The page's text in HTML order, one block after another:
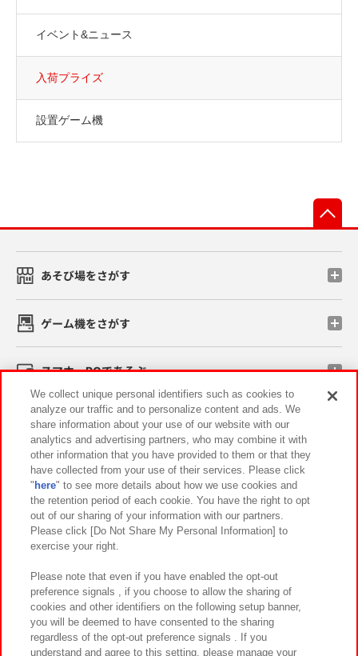
イベント&ニュース
入荷プライズ
設置ゲーム機
あそび場をさがす
ゲーム機をさがす
スマホ・PCであそぶ
イベント・キャンペーン
関連会社 サステナビリティ サイトポリシー
プライバシーポリシー ウェブアクセシビリティ方針と検証結果
お取引先さまとともに
カスタマーハラスメント対応方針 よくあるご質問・お問い合わせ
We collect unique personal identifiers such as cookies to
analyze our traffic and to personalize content and ads. We
share information about your use of our website with our
analytics and advertising partners, who may combine it with
other information that you have provided to them or that they
have collected from your use of their services. Please click
" here" to see more details about how we use cookies and
the retention period of each cookie. You have the right to opt
out of our sharing of your information with our partners.
Please click [Do Not Share My Personal Information] to
exercise your right.
Please note that even if you have enabled the opt-out
preference signals , if you choose to allow the sharing of
cookies and other identifiers on the following setup banner,
you will be deemed to have consented to the sharing
regardless of the opt-out preference signals . If you
understand and agree to this setting, please manage your